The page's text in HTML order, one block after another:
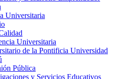
Universitaria
Universitaria
de la Pontificia Universidad
Pública
y Servicios Educativos